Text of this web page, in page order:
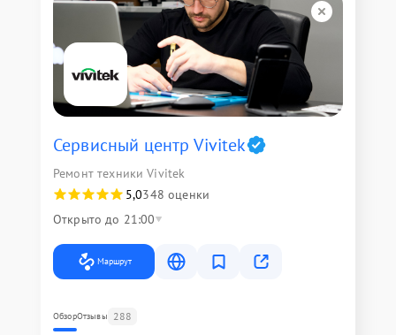
Сервисный центр Vivitek
Ремонт техники Vivitek
5,0348 оценки
Открыто до 21:00
Маршрут
ОбзорОтзывы 288